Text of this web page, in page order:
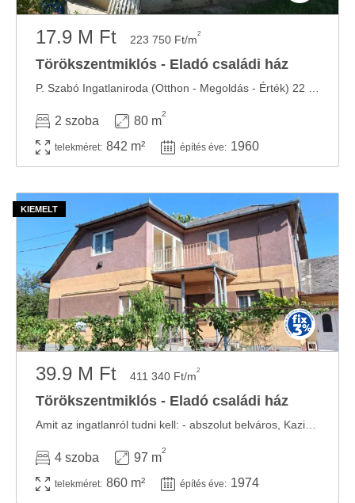
17.9 M Ft 223 750 Ft/m2
Törökszentmiklós - Eladó családi ház
2 szoba 80 m
2
telekméret: 842 m² építés éve: 1960
39.9 M Ft 411 340 Ft/m2
Törökszentmiklós - Eladó családi ház
4 szoba 97 m
2
telekméret: 860 m² építés éve: 1974